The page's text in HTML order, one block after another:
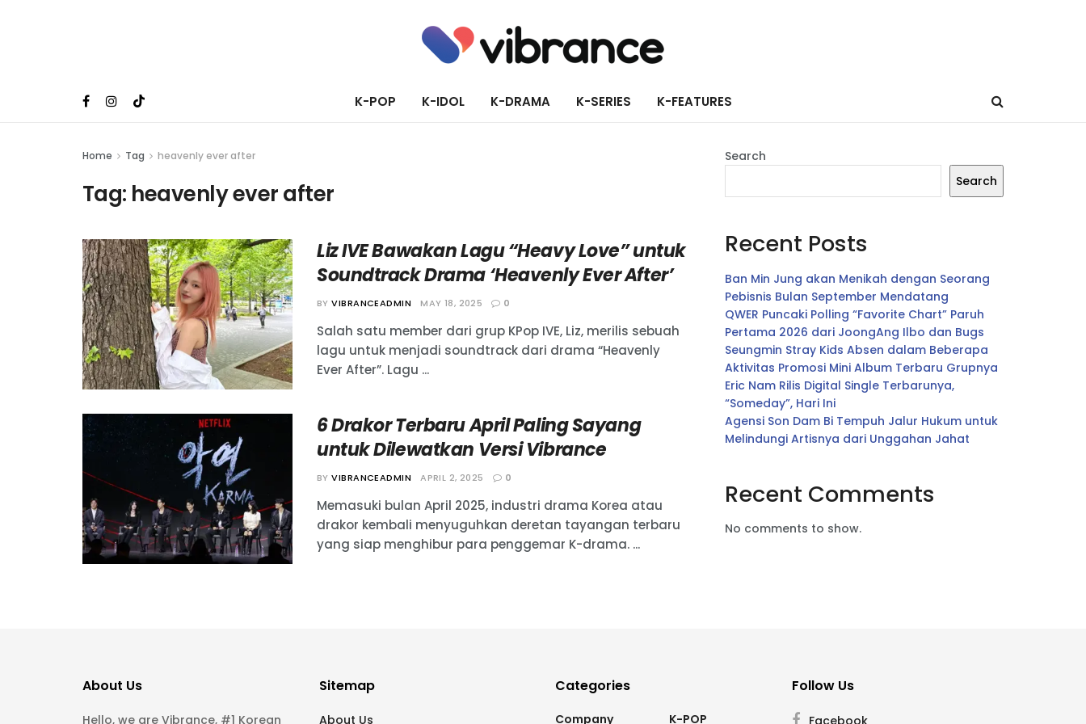
K-POP K-IDOL K-DRAMA K-SERIES K-FEATURES
Home Tag heavenly ever after
Tag: heavenly ever after
Liz IVE Bawakan Lagu “Heavy Love” untuk
Soundtrack Drama ‘Heavenly Ever After’
BY VIBRANCEADMIN MAY 18, 2025 0
Salah satu member dari grup KPop IVE, Liz, merilis sebuah
lagu untuk menjadi soundtrack dari drama “Heavenly
Ever After”. Lagu ...
6 Drakor Terbaru April Paling Sayang
untuk Dilewatkan Versi Vibrance
BY VIBRANCEADMIN APRIL 2, 2025 0
Memasuki bulan April 2025, industri drama Korea atau
drakor kembali menyuguhkan deretan tayangan terbaru
yang siap menghibur para penggemar K-drama. ...
Search
Search
Recent Posts
Ban Min Jung akan Menikah dengan Seorang
Pebisnis Bulan September Mendatang
QWER Puncaki Polling “Favorite Chart” Paruh
Pertama 2026 dari JoongAng Ilbo dan Bugs
Seungmin Stray Kids Absen dalam Beberapa
Aktivitas Promosi Mini Album Terbaru Grupnya
Eric Nam Rilis Digital Single Terbarunya,
“Someday”, Hari Ini
Agensi Son Dam Bi Tempuh Jalur Hukum untuk
Melindungi Artisnya dari Unggahan Jahat
Recent Comments
No comments to show.
About Us
Hello, we are Vibrance, #1 Korean
Sitemap
About Us
Categories
Company K-POP
Follow Us
Facebook